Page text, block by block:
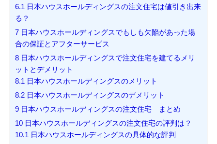
6.1 日本ハウスホールディングスの注文住宅は値引き出来
る？
7 日本ハウスホールディングスでもしも欠陥があった場
合の保証とアフターサービス
8 日本ハウスホールディングスで注文住宅を建てるメリ
ットとデメリット
8.1 日本ハウスホールディングスのメリット
8.2 日本ハウスホールディングスのデメリット
9 日本ハウスホールディングスの注文住宅 まとめ
10 日本ハウスホールディングスの注文住宅の評判は？
10.1 日本ハウスホールディングスの具体的な評判